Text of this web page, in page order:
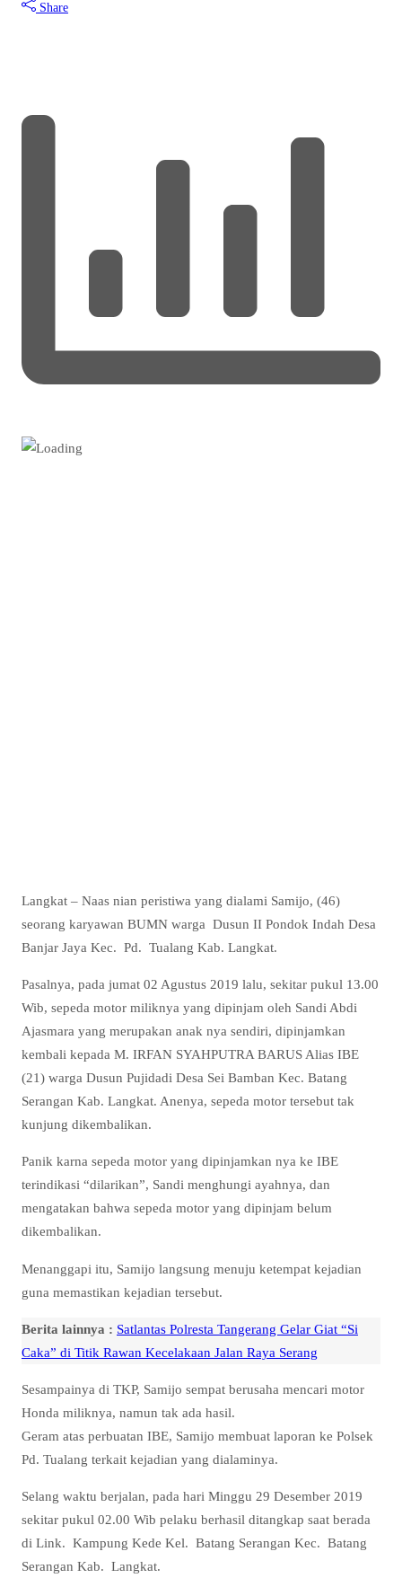
Share
Langkat – Naas nian peristiwa yang dialami Samijo, (46)
seorang karyawan BUMN warga Dusun II Pondok Indah Desa
Banjar Jaya Kec. Pd. Tualang Kab. Langkat.
Pasalnya, pada jumat 02 Agustus 2019 lalu, sekitar pukul 13.00
Wib, sepeda motor miliknya yang dipinjam oleh Sandi Abdi
Ajasmara yang merupakan anak nya sendiri, dipinjamkan
kembali kepada M. IRFAN SYAHPUTRA BARUS Alias IBE
(21) warga Dusun Pujidadi Desa Sei Bamban Kec. Batang
Serangan Kab. Langkat. Anenya, sepeda motor tersebut tak
kunjung dikembalikan.
Panik karna sepeda motor yang dipinjamkan nya ke IBE
terindikasi “dilarikan”, Sandi menghungi ayahnya, dan
mengatakan bahwa sepeda motor yang dipinjam belum
dikembalikan.
Menanggapi itu, Samijo langsung menuju ketempat kejadian
guna memastikan kejadian tersebut.
Berita lainnya : Satlantas Polresta Tangerang Gelar Giat “Si
Caka” di Titik Rawan Kecelakaan Jalan Raya Serang
Sesampainya di TKP, Samijo sempat berusaha mencari motor
Honda miliknya, namun tak ada hasil.
Geram atas perbuatan IBE, Samijo membuat laporan ke Polsek
Pd. Tualang terkait kejadian yang dialaminya.
Selang waktu berjalan, pada hari Minggu 29 Desember 2019
sekitar pukul 02.00 Wib pelaku berhasil ditangkap saat berada
di Link. Kampung Kede Kel. Batang Serangan Kec. Batang
Serangan Kab. Langkat.